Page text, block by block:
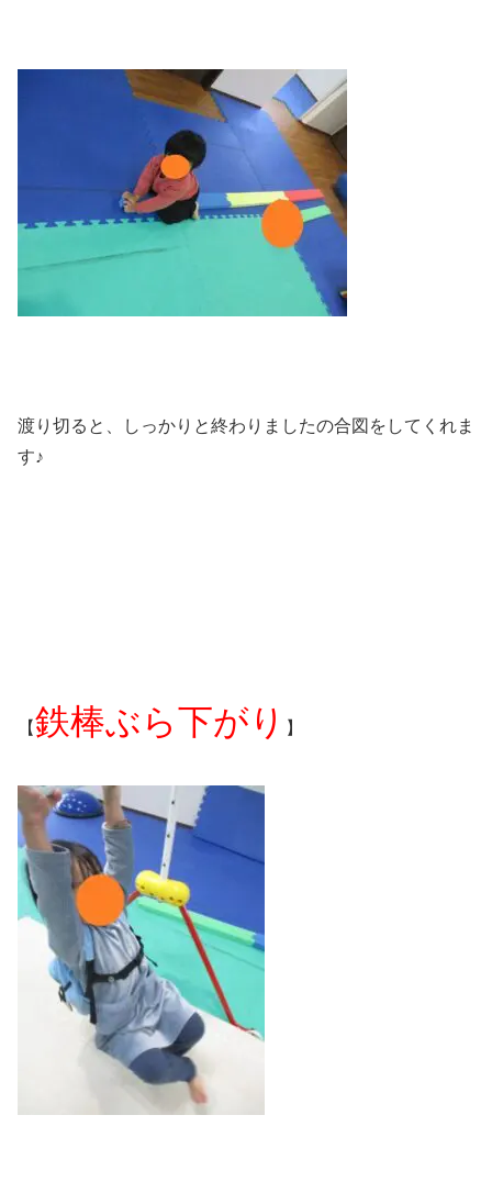
渡り切ると、しっかりと終わりましたの合図をしてくれま
す♪
【鉄棒ぶら下がり 】